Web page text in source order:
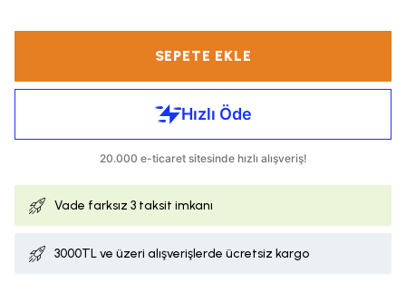
SEPETE EKLE
Vade farksız 3 taksit imkanı
3000TL ve üzeri alışverişlerde ücretsiz kargo